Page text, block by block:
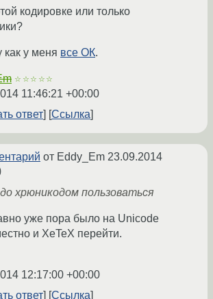
кодировке или только
как у меня все ОК.
☆☆☆☆☆
11:46:21 +00:00
ответ
Ссылка
от Eddy_Em 23.09.2014
хрюникодом пользоваться
уже пора было на Unicode
и XeTeX перейти.
12:17:00 +00:00
ответ
Ссылка